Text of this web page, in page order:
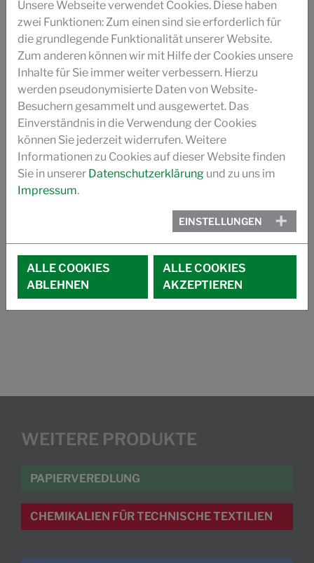
UKANOL ES
SILASTOL BIO
BROSCHÜRE SPIN FINISHES FOR NONWOVENS
PRODUKTKATALOG
MITGLIEDSCHAFT BEI:
WEITERE PRODUKTE
PAPIERVEREDLUNG
CHEMIKALIEN FÜR TECHNISCHE TEXTILIEN
Unsere Webseite verwendet Cookies. Diese haben
zwei Funktionen: Zum einen sind sie erforderlich für
die grundlegende Funktionalität unserer Website.
Zum anderen können wir mit Hilfe der Cookies unsere
Inhalte für Sie immer weiter verbessern. Hierzu
werden pseudonymisierte Daten von Website-
Besuchern gesammelt und ausgewertet. Das
Einverständnis in die Verwendung der Cookies
können Sie jederzeit widerrufen. Weitere
Informationen zu Cookies auf dieser Website finden
Sie in unserer Datenschutzerklärung und zu uns im
Impressum.
EINSTELLUNGEN
ALLE COOKIES
ABLEHNEN
ALLE COOKIES
AKZEPTIEREN